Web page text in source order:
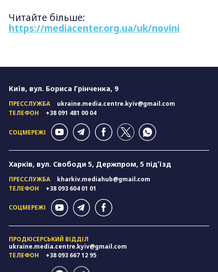
Читайте більше:
https://mediacenter.org.ua/uk/novini
Київ, вул. Бориса Грінченка, 9
ПРЕССЛУЖБА
ukraine.media.centre.kyiv@gmail.com
ТЕЛЕФОН
+38 091 481 00 04
СОЦМЕРЕЖІ
Харків, вул. Свободи 5, Держпром, 5 підʼїзд
ПРЕССЛУЖБА
kharkiv.mediahub@gmail.com
ТЕЛЕФОН
+38 093 604 01 01
СОЦМЕРЕЖІ
ПРОДЮСЕРСЬКИЙ ВІДДІЛ
ukraine.media.centre.kyiv@gmail.com
ТЕЛЕФОН
+38 093 667 12 95